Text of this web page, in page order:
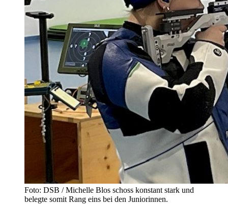
Foto: DSB / Michelle Blos schoss konstant stark und
belegte somit Rang eins bei den Juniorinnen.